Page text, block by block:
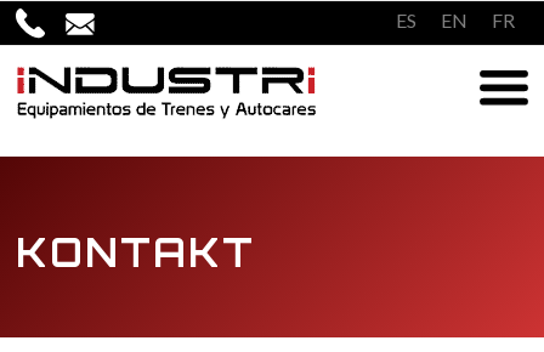
Überspringen
zum
Inhalt
ES EN FR
KONTAKT